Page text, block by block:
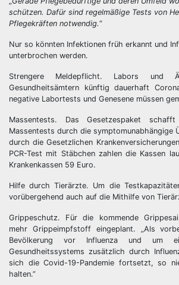
schützen. Dafür sind regelmäßige Tests von
Pflegekräften notwendig.“
Nur so könnten Infektionen früh erkannt und
unterbrochen werden.
Strengere Meldepflicht. Labors und
Gesundheitsämtern künftig dauerhaft
negative Labortests und Genesene müssen
Massentests. Das Gesetzespaket
Massentests durch die symptomunabhängige
durch die Gesetzlichen
PCR-Test mit Stäbchen zahlen die Kassen
Krankenkassen 59 Euro.
Hilfe durch Tierärzte. Um die
vorübergehend auch auf die Mithilfe von
Grippeschutz. Für die kommende
mehr Grippeimpfstoff eingeplant. „Als
Bevölkerung vor Influenza und um
Gesundheitssystems zusätzlich durch
sich die Covid-19-Pandemie fortsetzt, so
halten.”